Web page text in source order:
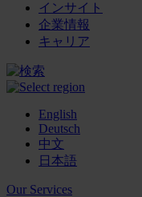
インサイト
企業情報
キャリア
English
Deutsch
中文
日本語
Our Services